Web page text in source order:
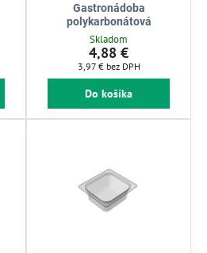
Gastronádoba
polykarbonátová
Skladom
4,88 €
3,97 € bez DPH
Do košíka